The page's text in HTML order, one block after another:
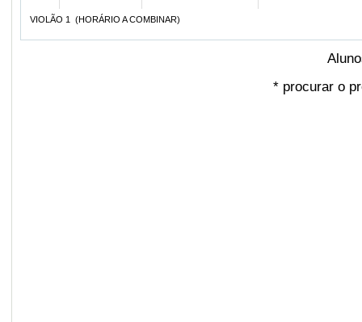
VIOLÃO 1 (HORÁRIO A COMBINAR)
*procurar o